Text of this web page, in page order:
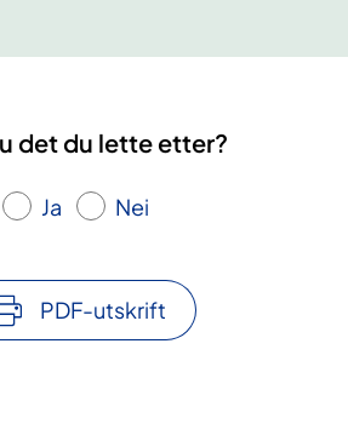
det du lette etter?
Ja Nei
PDF-utskrift